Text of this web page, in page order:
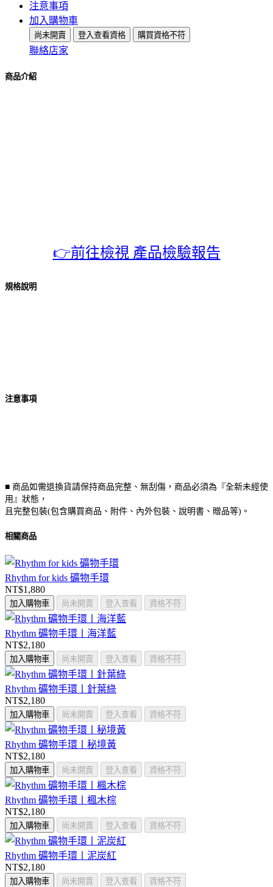
注意事項
加入購物車
尚未開賣 登入查看資格 購買資格不符
聯絡店家
商品介紹
👉前往檢視 產品檢驗報告
規格說明
注意事項
■ 商品如需退換貨請保持商品完整、無刮傷，商品必須為『全新未經使
用』狀態，
且完整包裝(包含購買商品、附件、內外包裝、說明書、贈品等)。
相關商品
Rhythm for kids 礦物手環
NT$1,880
加入購物車 尚未開賣 登入查看 資格不符
Rhythm 礦物手環丨海洋藍
NT$2,180
加入購物車 尚未開賣 登入查看 資格不符
Rhythm 礦物手環丨針葉綠
NT$2,180
加入購物車 尚未開賣 登入查看 資格不符
Rhythm 礦物手環丨秘境黃
NT$2,180
加入購物車 尚未開賣 登入查看 資格不符
Rhythm 礦物手環丨楓木棕
NT$2,180
加入購物車 尚未開賣 登入查看 資格不符
Rhythm 礦物手環丨泥炭紅
NT$2,180
加入購物車 尚未開賣 登入查看 資格不符